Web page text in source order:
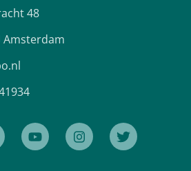
48
Amsterdam